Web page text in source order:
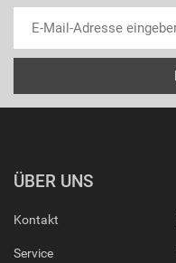
ÜBER UNS
Kontakt
Service